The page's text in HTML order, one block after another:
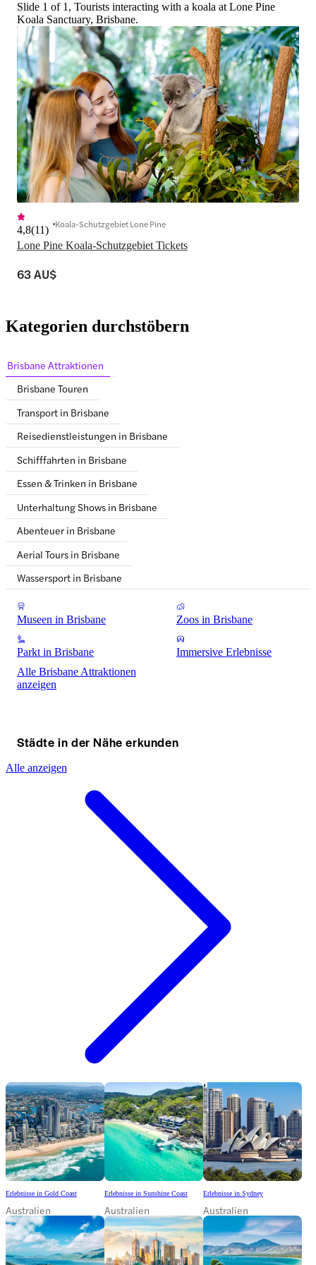
Slide 1 of 1, Tourists interacting with a koala at Lone Pine
Koala Sanctuary, Brisbane.
Lone Pine Koala-Schutzgebiet Tickets
4,8(11) Koala-Schutzgebiet Lone Pine
63 AU$
Kategorien durchstöbern
Brisbane Attraktionen
Brisbane Touren
Transport in Brisbane
Reisedienstleistungen in Brisbane
Schifffahrten in Brisbane
Essen & Trinken in Brisbane
Unterhaltung Shows in Brisbane
Abenteuer in Brisbane
Aerial Tours in Brisbane
Wassersport in Brisbane
Museen in Brisbane Zoos in Brisbane
Parkt in Brisbane
Immersive Erlebnisse
Alle Brisbane Attraktionen
anzeigen
Städte in der Nähe erkunden
Alle anzeigen
Erlebnisse in Gold Coast
Australien
Erlebnisse in Sunshine Coast
Australien
Erlebnisse in Sydney
Australien